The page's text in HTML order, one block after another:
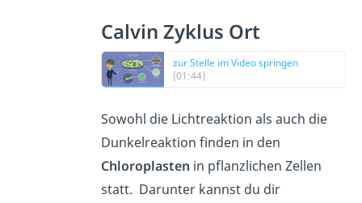
Calvin Zyklus Ort
zur Stelle im Video springen
(01:44)
Sowohl die Lichtreaktion als auch die
Dunkelreaktion finden in den
Chloroplasten in pflanzlichen Zellen
statt. Darunter kannst du dir